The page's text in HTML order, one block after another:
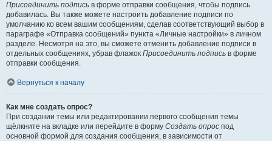
Присоединить подпись в форме отправки сообщения, чтобы подпись
добавилась. Вы также можете настроить добавление подписи по
умолчанию ко всем вашим сообщениям, сделав соответствующий выбор в
параграфе «Отправка сообщений» пункта «Личные настройки» в личном
разделе. Несмотря на это, вы сможете отменить добавление подписи в
отдельных сообщениях, убрав флажок Присоединить подпись в форме
отправки сообщения.
Вернуться к началу
Как мне создать опрос?
При создании темы или редактировании первого сообщения темы
щёлкните на вкладке или перейдите в форму Создать опрос под
основной формой для создания сообщения, в зависимости от